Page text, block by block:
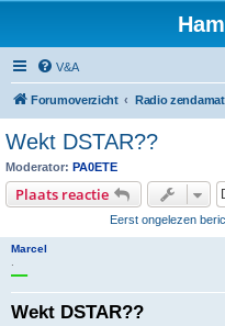
V&A
Forumoverzicht
Wekt DSTAR??
Moderator: PA0ETE
Plaats reactie
Eerst ongelezen
Marcel
Wekt DSTAR??